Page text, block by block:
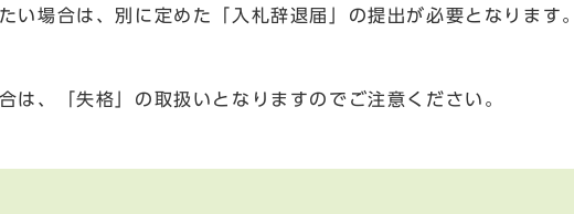
い場合は、別に定めた「入札辞退届」の提出が必要となります。
は、「失格」の取扱いとなりますのでご注意ください。